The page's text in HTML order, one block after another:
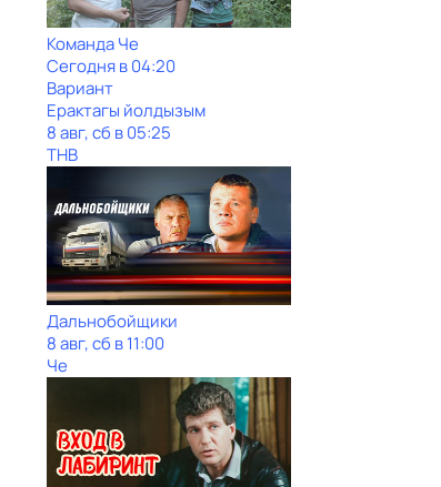
Команда Че
Сегодня в 04:20
Вариант
Ерактагы йолдызым
8 авг, сб в 05:25
ТНВ
Дальнобойщики
8 авг, сб в 11:00
Че